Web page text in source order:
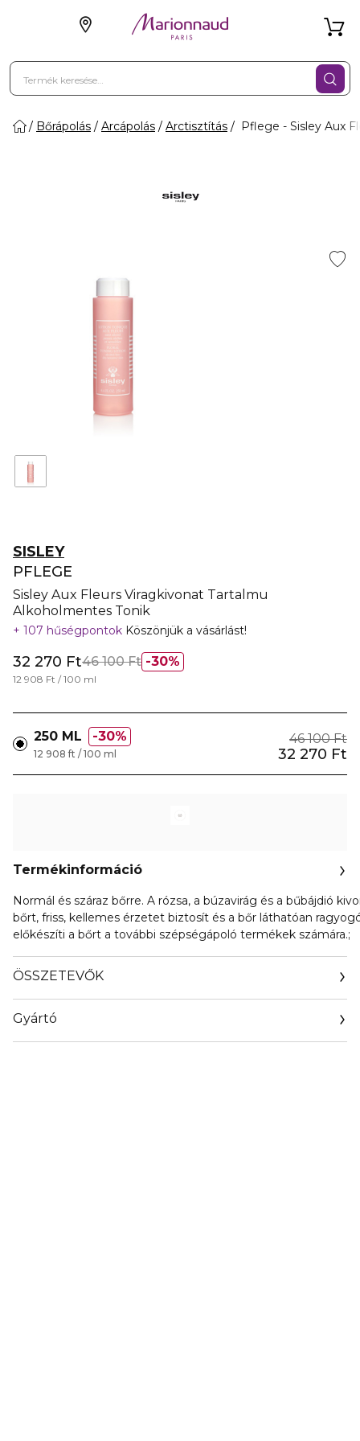
Bőrápolás Arcápolás Arctisztítás Pflege - Sisley Aux
SISLEY
PFLEGE
Sisley Aux Fleurs Viragkivonat Tartalmu
Alkoholmentes Tonik
107 hűségpontok Köszönjük a vásárlást!
30%
32 270 Ft46 100 Ft
12 908 Ft / 100 ml
250 ML 30% 46 100 Ft
32 270 Ft
12 908 ft / 100 ml
Termékinformáció
Normál és száraz bőrre. A rózsa, a búzavirág és a bűbájdió
bőrt, friss, kellemes érzetet biztosít és a bőr láthatóan
előkészíti a bőrt a további szépségápoló termékek számára.;
ÖSSZETEVŐK
Gyártó